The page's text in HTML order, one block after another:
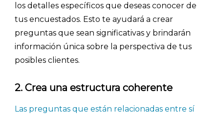
los detalles específicos que deseas conocer de
tus encuestados. Esto te ayudará a crear
preguntas que sean significativas y brindarán
información única sobre la perspectiva de tus
posibles clientes.
2. Crea una estructura coherente
Las preguntas que están relacionadas entre sí